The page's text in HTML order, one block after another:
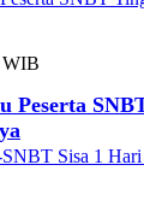
WIB
Peserta